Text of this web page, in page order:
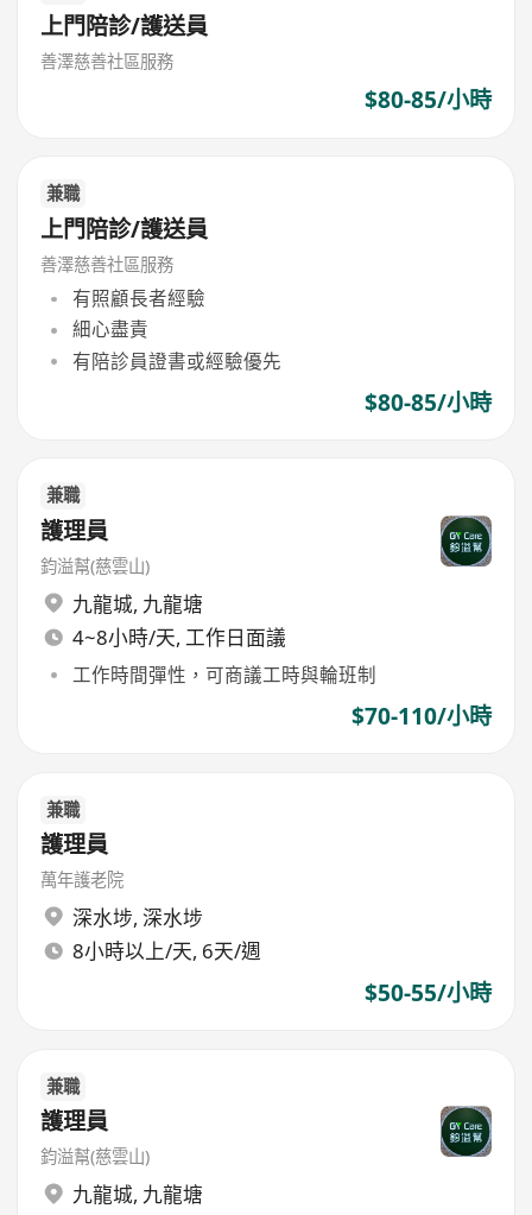
上門陪診/護送員
善澤慈善社區服務
$80-85/小時
兼職
上門陪診/護送員
善澤慈善社區服務
有照顧長者經驗
細心盡責
有陪診員證書或經驗優先
$80-85/小時
兼職
護理員
鈞溢幫(慈雲山)
九龍城, 九龍塘
4~8小時/天, 工作日面議
工作時間彈性，可商議工時與輪班制
$70-110/小時
兼職
護理員
萬年護老院
深水埗, 深水埗
8小時以上/天, 6天/週
$50-55/小時
兼職
護理員
鈞溢幫(慈雲山)
九龍城, 九龍塘